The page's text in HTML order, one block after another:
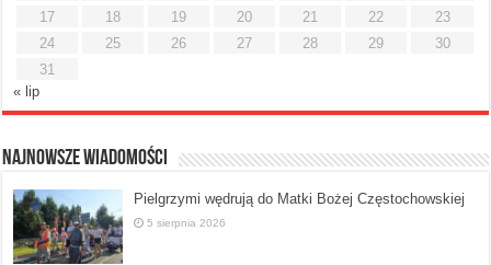
17
18 19 20 21 22
23
24
25 26 27 28 29
30
31
« lip
Najnowsze Wiadomości
Pielgrzymi wędrują do Matki Bożej Częstochowskiej
5 sierpnia 2026